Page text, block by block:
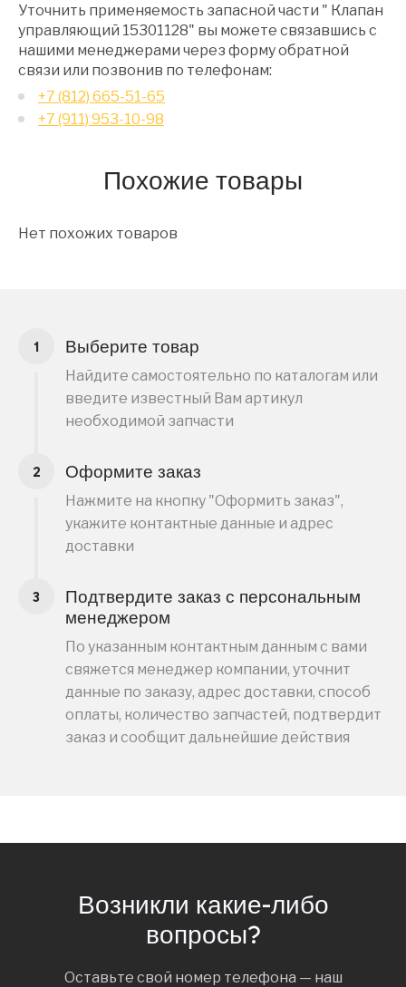
Уточнить применяемость запасной части " Клапан
управляющий 15301128" вы можете связавшись с
нашими менеджерами через форму обратной
связи или позвонив по телефонам:
+7 (812) 665-51-65
+7 (911) 953-10-98
Похожие товары
Нет похожих товаров
Выберите товар
Найдите самостоятельно по каталогам или
введите известный Вам артикул
необходимой запчасти
Оформите заказ
Нажмите на кнопку "Оформить заказ",
укажите контактные данные и адрес
доставки
Подтвердите заказ с персональным
менеджером
По указанным контактным данным с вами
свяжется менеджер компании, уточнит
данные по заказу, адрес доставки, способ
оплаты, количество запчастей, подтвердит
заказ и сообщит дальнейшие действия
Возникли какие-либо
вопросы?
Оставьте свой номер телефона — наш